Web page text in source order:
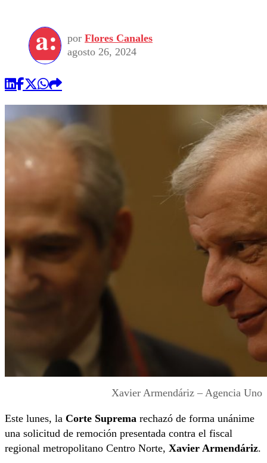
por Flores Canales
agosto 26, 2024
Xavier Armendáriz – Agencia Uno
Este lunes, la Corte Suprema rechazó de forma unánime
una solicitud de remoción presentada contra el fiscal
regional metropolitano Centro Norte, Xavier Armendáriz.